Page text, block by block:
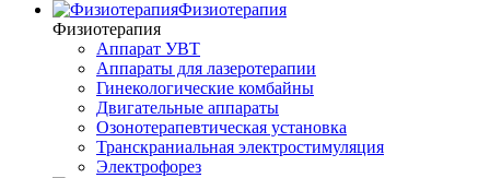
Физиотерапия
Физиотерапия
Аппарат УВТ
Аппараты для лазеротерапии
Гинекологические комбайны
Двигательные аппараты
Озонотерапевтическая установка
Транскраниальная электростимуляция
Электрофорез